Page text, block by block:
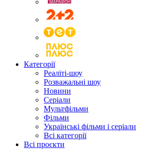
Категорії
Реаліті-шоу
Розважальні шоу
Новини
Серіали
Мультфільми
Фільми
Українські фільми і серіали
Всі категорії
Всі проєкти